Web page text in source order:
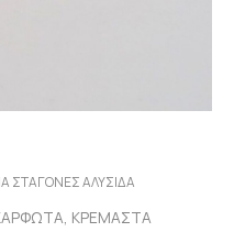
ΣΤΑΓΟΝΕΣ ΑΛΥΣΙΔΑ
, ΚΡΕΜΑΣΤΑ